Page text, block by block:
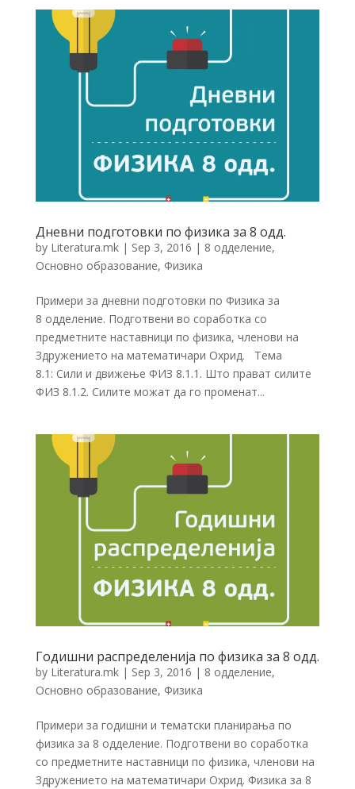
Дневни подготовки по физика за 8 одд.
by Literatura.mk| Sep 3, 2016 | 8 одделение,
Основно образование, Физика
Примери за дневни подготовки по Физика за
8 одделение. Подготвени во соработка со
предметните наставници по физика, членови на
Здружението на математичари Охрид. Тема
8.1: Сили и движење ФИЗ 8.1.1. Што прават силите
ФИЗ 8.1.2. Силите можат да го променат...
Годишни распределенија по физика за 8 одд.
by Literatura.mk| Sep 3, 2016 | 8 одделение,
Основно образование, Физика
Примери за годишни и тематски планирања по
физика за 8 одделение. Подготвени во соработка
со предметните наставници по физика, членови на
Здружението на математичари Охрид. Физика за 8